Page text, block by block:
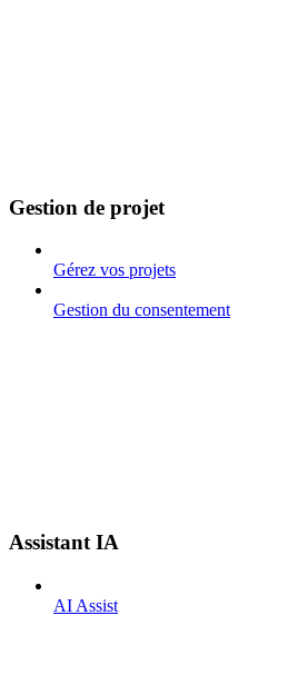
Gestion de projet
Gérez vos projets
Gestion du consentement
Assistant IA
AI Assist